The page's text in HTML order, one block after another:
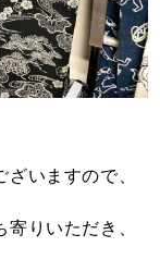
いますので、
りいただき、